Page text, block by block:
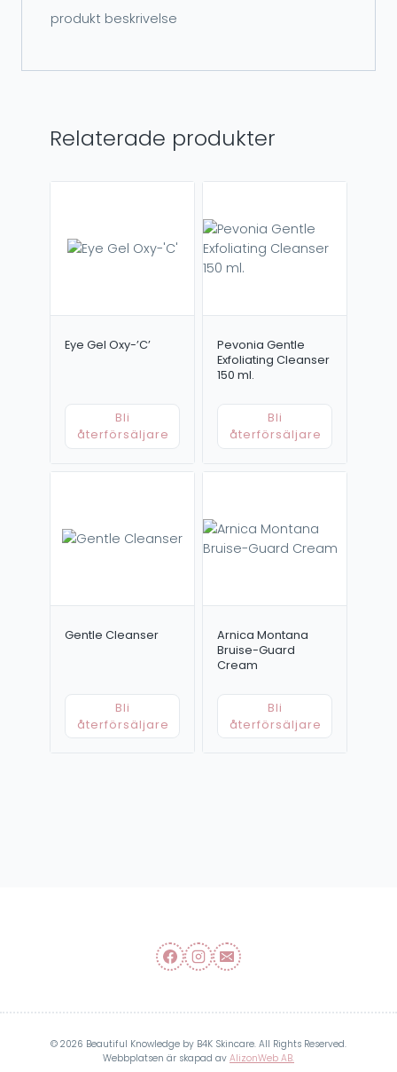
produkt beskrivelse
Relaterade produkter
Eye Gel Oxy-’C’
Bli
återförsäljare
Pevonia Gentle
Exfoliating Cleanser
150 ml.
Bli
återförsäljare
Gentle Cleanser
Bli
återförsäljare
Arnica Montana
Bruise-Guard
Cream
Bli
återförsäljare
© 2026 Beautiful Knowledge by B4K Skincare. All Rights Reserved.
Webbplatsen är skapad av AlizonWeb AB.